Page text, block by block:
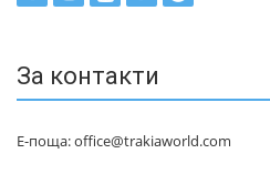
За контакти
Е-поща: office@trakiaworld.com